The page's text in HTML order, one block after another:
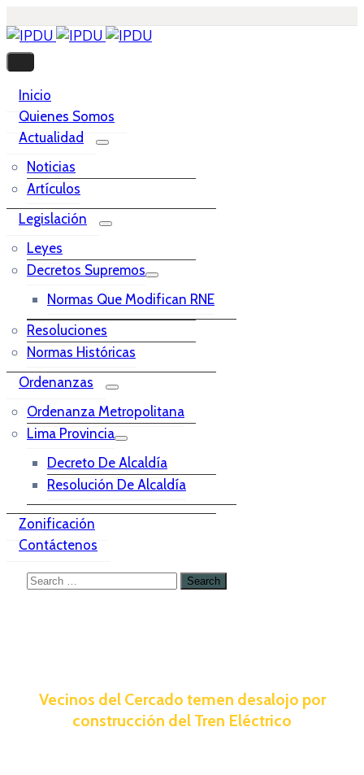
Inicio
Quienes Somos
Actualidad
Noticias
Artículos
Legislación
Leyes
Decretos Supremos
Normas Que Modifican RNE
Resoluciones
Normas Históricas
Ordenanzas
Ordenanza Metropolitana
Lima Provincia
Decreto De Alcaldía
Resolución De Alcaldía
Zonificación
Contáctenos
Vecinos del Cercado temen desalojo por
construcción del Tren Eléctrico